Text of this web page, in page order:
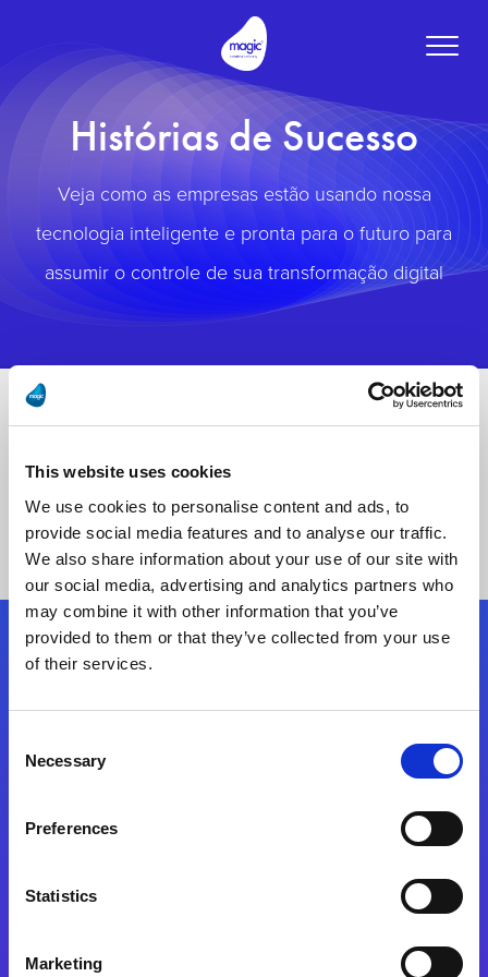
This website uses cookies
We use cookies to personalise content and ads, to
provide social media features and to analyse our traffic.
We also share information about your use of our site with
our social media, advertising and analytics partners who
may combine it with other information that you’ve
provided to them or that they’ve collected from your use
of their services.
Selection
Necessary
Preferences
Statistics
Marketing
Toggle
Histórias de Sucesso
Veja como as empresas estão usando nossa
tecnologia inteligente e pronta para o futuro para
assumir o controle de sua transformação digital
Siga-nos